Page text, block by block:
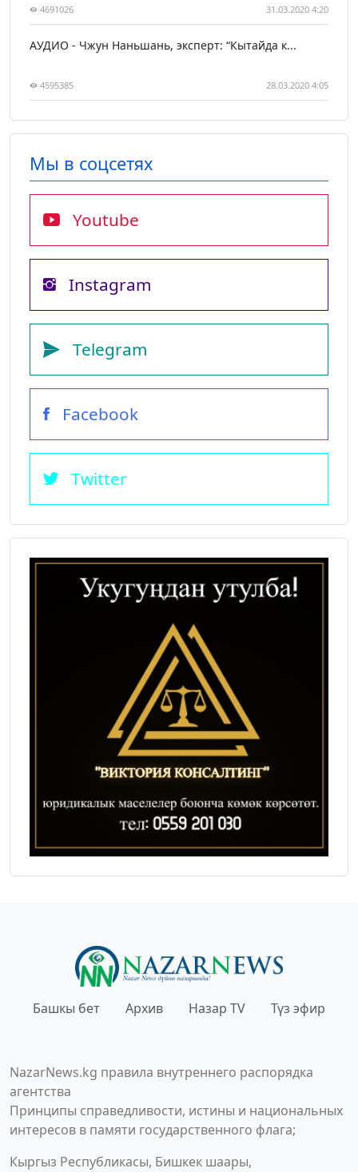
4691026 31.03.2020 4:20
АУДИО - Чжун Наньшань, эксперт: “Кытайда к...
4595385 28.03.2020 4:05
Мы в соцсетях
Youtube
Instagram
Telegram
Facebook
Twitter
Башкы бет Архив Назар TV Түз эфир
NazarNews.kg правила внутреннего распорядка
агентства
Принципы справедливости, истины и национальных
интересов в памяти государственного флага;
Кыргыз Республикасы, Бишкек шаары,